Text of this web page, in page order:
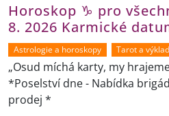
Horoskop ♑ pro
8. 2026 Karmické
Astrologie a horoskopy Tarot a
„Osud míchá karty, my
*Poselství dne - Nabídka
prodej *